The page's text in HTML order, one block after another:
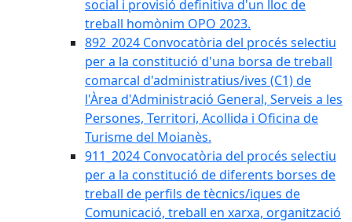
social i provisió definitiva d'un lloc de
treball homònim OPO 2023.
892_2024 Convocatòria del procés selectiu
per a la constitució d'una borsa de treball
comarcal d'administratius/ives (C1) de
l'Àrea d'Administració General, Serveis a les
Persones, Territori, Acollida i Oficina de
Turisme del Moianès.
911_2024 Convocatòria del procés selectiu
per a la constitució de diferents borses de
treball de perfils de tècnics/iques de
Comunicació, treball en xarxa, organització